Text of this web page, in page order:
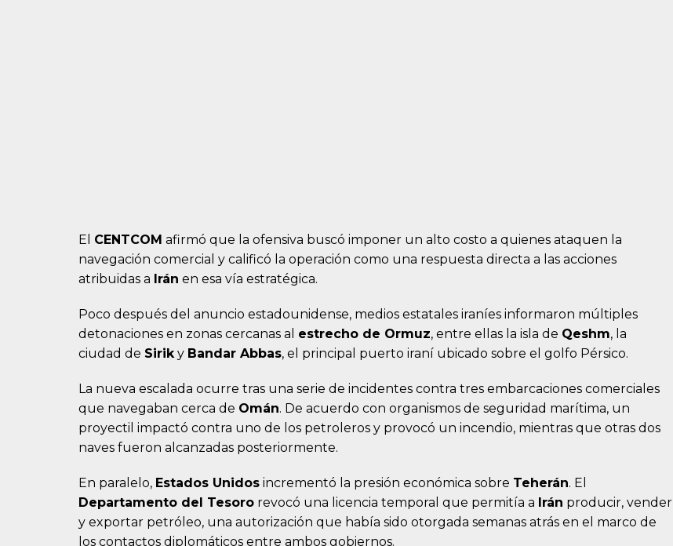
El CENTCOM afirmó que la ofensiva buscó imponer un alto costo a quienes ataquen la
navegación comercial y calificó la operación como una respuesta directa a las acciones
atribuidas a Irán en esa vía estratégica.
Poco después del anuncio estadounidense, medios estatales iraníes informaron múltiples
detonaciones en zonas cercanas al estrecho de Ormuz, entre ellas la isla de Qeshm, la
ciudad de Siriky Bandar Abbas, el principal puerto iraní ubicado sobre el golfo Pérsico.
La nueva escalada ocurre tras una serie de incidentes contra tres embarcaciones comerciales
que navegaban cerca de Omán. De acuerdo con organismos de seguridad marítima, un
proyectil impactó contra uno de los petroleros y provocó un incendio, mientras que otras dos
naves fueron alcanzadas posteriormente.
En paralelo, Estados Unidos incrementó la presión económica sobre Teherán. El
Departamento del Tesoro revocó una licencia temporal que permitía a Irán producir, vender
y exportar petróleo, una autorización que había sido otorgada semanas atrás en el marco de
los contactos diplomáticos entre ambos gobiernos.